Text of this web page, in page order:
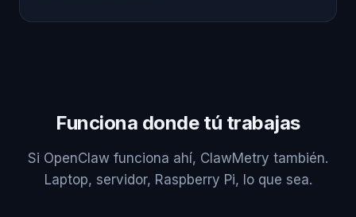
Funciona donde tú trabajas
Si OpenClaw funciona ahí, ClawMetry también.
Laptop, servidor, Raspberry Pi, lo que sea.